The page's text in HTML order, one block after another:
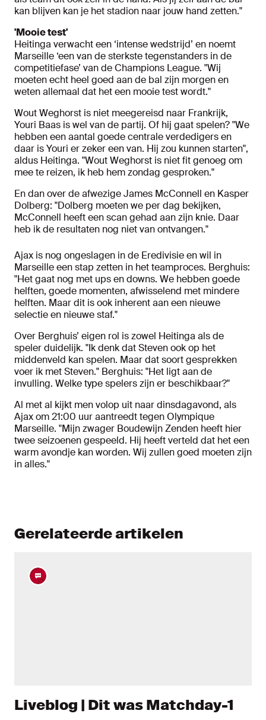
kan blijven kan je het stadion naar jouw hand zetten."
'Mooie test'
Heitinga verwacht een ‘intense wedstrijd’ en noemt
Marseille ‘een van de sterkste tegenstanders in de
competitiefase’ van de Champions League. "Wij
moeten echt heel goed aan de bal zijn morgen en
weten allemaal dat het een mooie test wordt."
Wout Weghorst is niet meegereisd naar Frankrijk,
Youri Baas is wel van de partij. Of hij gaat spelen? "We
hebben een aantal goede centrale verdedigers en
daar is Youri er zeker een van. Hij zou kunnen starten",
aldus Heitinga. "Wout Weghorst is niet fit genoeg om
mee te reizen, ik heb hem zondag gesproken."
En dan over de afwezige James McConnell en Kasper
Dolberg: "Dolberg moeten we per dag bekijken,
McConnell heeft een scan gehad aan zijn knie. Daar
heb ik de resultaten nog niet van ontvangen."
Ajax is nog ongeslagen in de Eredivisie en wil in
Marseille een stap zetten in het teamproces. Berghuis:
"Het gaat nog met ups en downs. We hebben goede
helften, goede momenten, afwisselend met mindere
helften. Maar dit is ook inherent aan een nieuwe
selectie en nieuwe staf."
Over Berghuis’ eigen rol is zowel Heitinga als de
speler duidelijk. "Ik denk dat Steven ook op het
middenveld kan spelen. Maar dat soort gesprekken
voer ik met Steven." Berghuis: "Het ligt aan de
invulling. Welke type spelers zijn er beschikbaar?"
Al met al kijkt men volop uit naar dinsdagavond, als
Ajax om 21:00 uur aantreedt tegen Olympique
Marseille. "Mijn zwager Boudewijn Zenden heeft hier
twee seizoenen gespeeld. Hij heeft verteld dat het een
warm avondje kan worden. Wij zullen goed moeten zijn
in alles."
Gerelateerde artikelen
Liveblog | Dit was Matchday-1